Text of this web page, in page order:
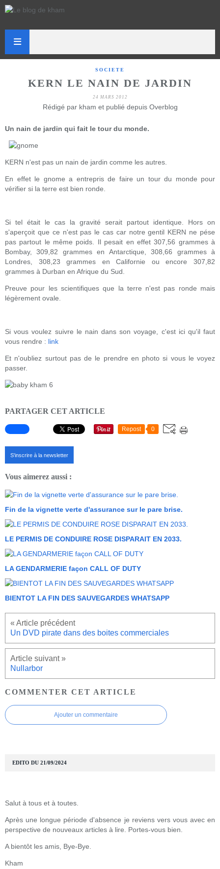
SOCIETE
KERN LE NAIN DE JARDIN
24 MARS 2012
Rédigé par kham et publié depuis Overblog
Un nain de jardin qui fait le tour du monde.
KERN n'est pas un nain de jardin comme les autres.
En effet le gnome a entrepris de faire un tour du monde pour
vérifier si la terre est bien ronde.
Si tel était le cas la gravité serait partout identique. Hors on
s'aperçoit que ce n'est pas le cas car notre gentil KERN ne pése
pas partout le même poids. Il pesait en effet 307,56 grammes à
Bombay, 309,82 grammes en Antarctique, 308,66 grammes à
Londres, 308,23 grammes en Californie ou encore 307,82
grammes à Durban en Afrique du Sud.
Preuve pour les scientifiques que la terre n'est pas ronde mais
légèrement ovale.
Si vous voulez suivre le nain dans son voyage, c'est ici qu'il faut
vous rendre : link
Et n'oubliez surtout pas de le prendre en photo si vous le voyez
passer.
PARTAGER CET ARTICLE
Repost 0
S'inscrire à la newsletter
Vous aimerez aussi :
Fin de la vignette verte d'assurance sur le pare brise.
LE PERMIS DE CONDUIRE ROSE DISPARAIT EN 2033.
LA GENDARMERIE façon CALL OF DUTY
BIENTOT LA FIN DES SAUVEGARDES WHATSAPP
Un DVD pirate dans des boites commerciales
Nullarbor
COMMENTER CET ARTICLE
Ajouter un commentaire
EDITO DU 21/09/2024
Salut à tous et à toutes.
Après une longue période d'absence je reviens vers vous avec en
perspective de nouveaux articles à lire. Portes-vous bien.
A bientôt les amis, Bye-Bye.
Kham